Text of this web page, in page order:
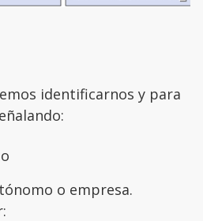
identificarnos y para
o empresa.